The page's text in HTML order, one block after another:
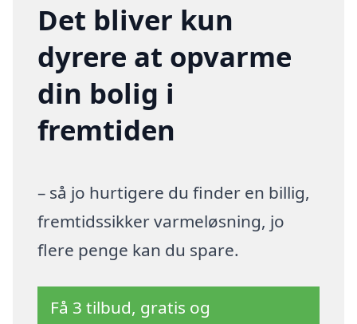
Det bliver kun
dyrere at opvarme
din bolig i
fremtiden
– så jo hurtigere du finder en billig,
fremtidssikker varmeløsning, jo
flere penge kan du spare.
Få 3 tilbud, gratis og